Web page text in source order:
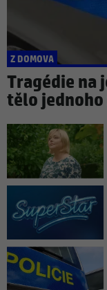
Z DOMOVA
Tragédie na
tělo jednoho